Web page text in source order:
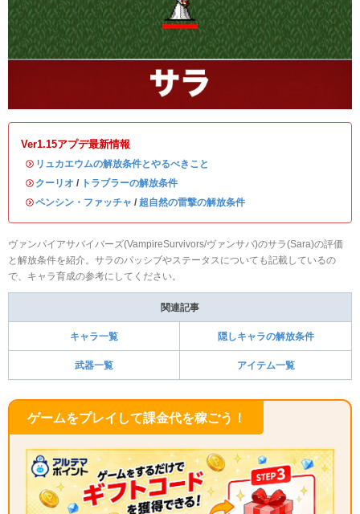
Ver1.15アプデ最新情報
・ リュカエウムの解放条件とやるべきこと
・ クーリオ / トラブラーの解放条件
・ペンシン・ファッチャ / 超自然の雷撃の解放条件
ヴァンパイアサバイバーズ(VampireSurvivors/ヴァンサバ)のサラ(Sara)の評価
と解放条件を紹介。サラのパッシブやステータスについても記載しているの
で、キャラ育成の参考にしてください。
関連記事
キャラ一覧 隠しキャラの解放条件
武器一覧 アイテム一覧
ゲームをプレイして課金代を稼ごう！